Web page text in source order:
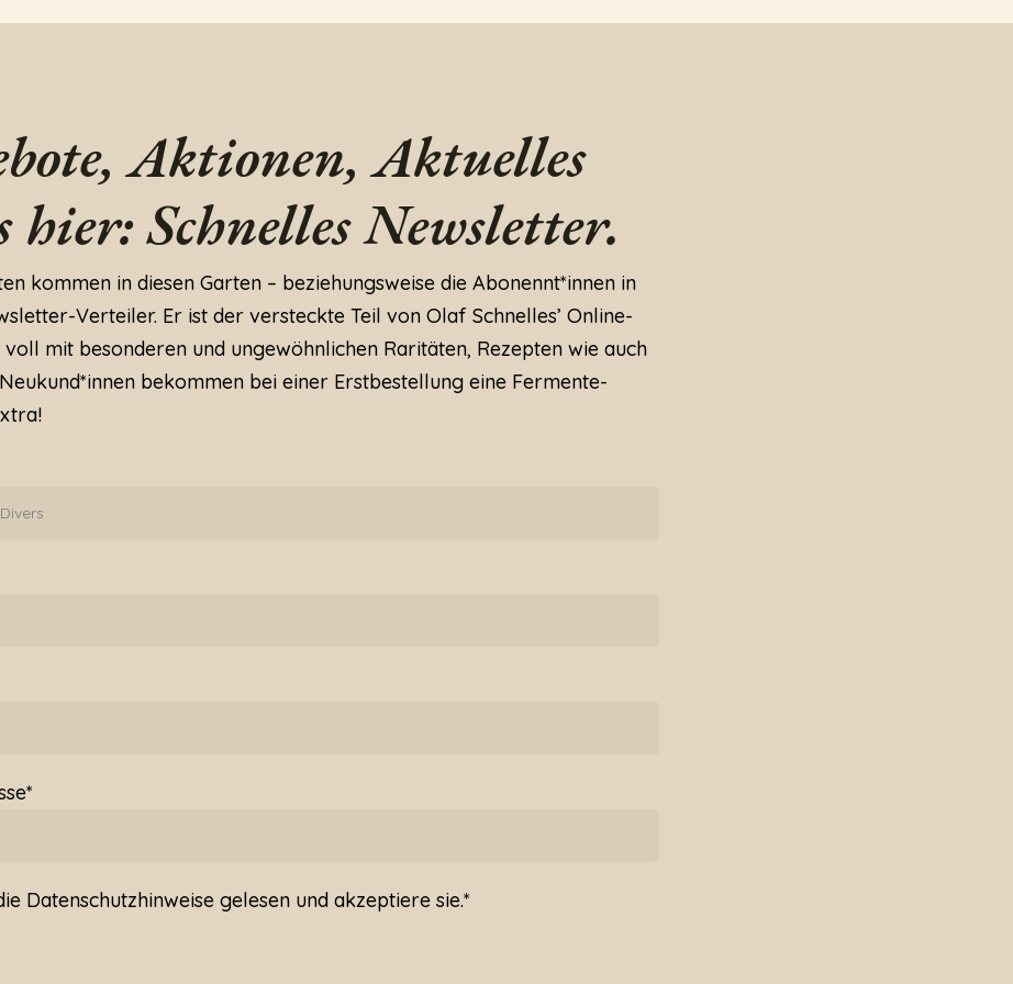
Aktionen, Aktuelles
hier: Schnelles Newsletter.
kommen in diesen Garten – beziehungsweise die Abonennt*innen in
Verteiler. Er ist der versteckte Teil von Olaf Schnelles’ Online-
mit besonderen und ungewöhnlichen Raritäten, Rezepten wie auch
bekommen bei einer Erstbestellung eine Fermente-
Datenschutzhinweise gelesen und akzeptiere sie.*